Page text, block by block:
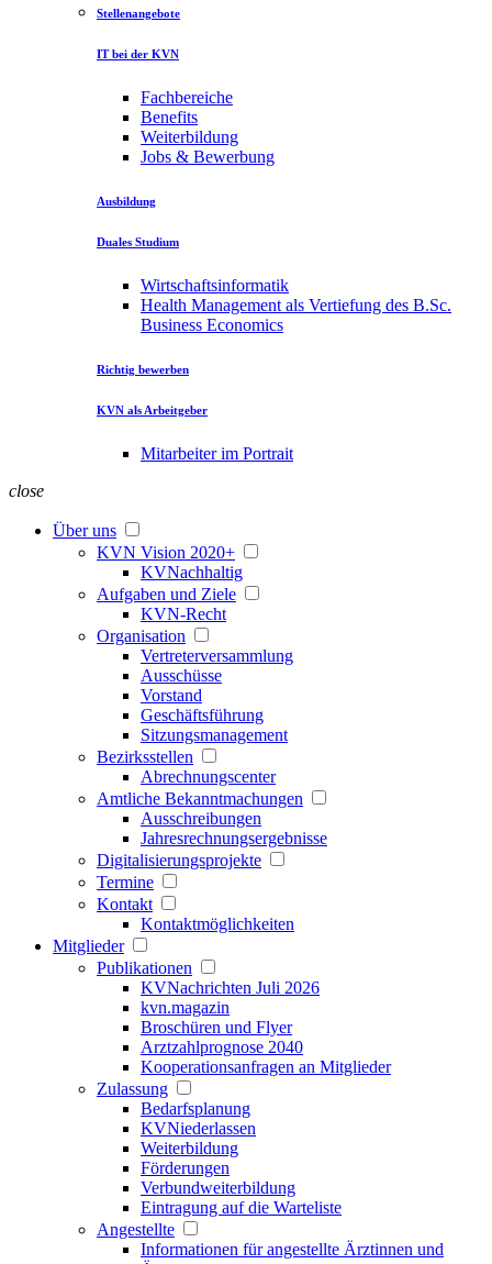
Stellenangebote
IT bei der KVN
Fachbereiche
Benefits
Weiterbildung
Jobs & Bewerbung
Ausbildung
Duales Studium
Wirtschaftsinformatik
Health Management als Vertiefung des B.Sc.
Business Economics
Richtig bewerben
KVN als Arbeitgeber
Mitarbeiter im Portrait
close
Über uns
KVN Vision 2020+
KVNachhaltig
Aufgaben und Ziele
KVN-Recht
Organisation
Vertreterversammlung
Ausschüsse
Vorstand
Geschäftsführung
Sitzungsmanagement
Bezirksstellen
Abrechnungscenter
Amtliche Bekanntmachungen
Ausschreibungen
Jahresrechnungsergebnisse
Digitalisierungsprojekte
Termine
Kontakt
Kontaktmöglichkeiten
Mitglieder
Publikationen
KVNachrichten Juli 2026
kvn.magazin
Broschüren und Flyer
Arztzahlprognose 2040
Kooperationsanfragen an Mitglieder
Zulassung
Bedarfsplanung
KVNiederlassen
Weiterbildung
Förderungen
Verbundweiterbildung
Eintragung auf die Warteliste
Angestellte
Informationen für angestellte Ärztinnen und